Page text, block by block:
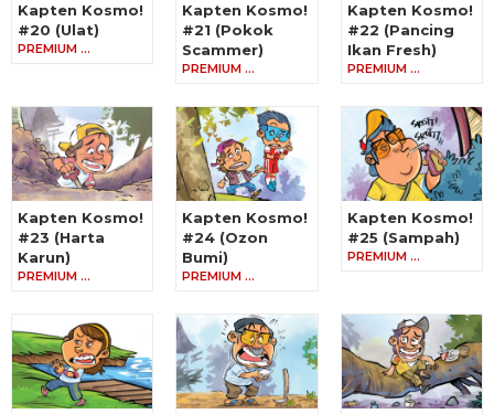
Kapten Kosmo!
#20 (Ulat)
PREMIUM …
Kapten Kosmo!
#21 (Pokok
Scammer)
PREMIUM …
Kapten Kosmo!
#22 (Pancing
Ikan Fresh)
PREMIUM …
Kapten Kosmo!
#23 (Harta
Karun)
PREMIUM …
Kapten Kosmo!
#24 (Ozon
Bumi)
PREMIUM …
Kapten Kosmo!
#25 (Sampah)
PREMIUM …